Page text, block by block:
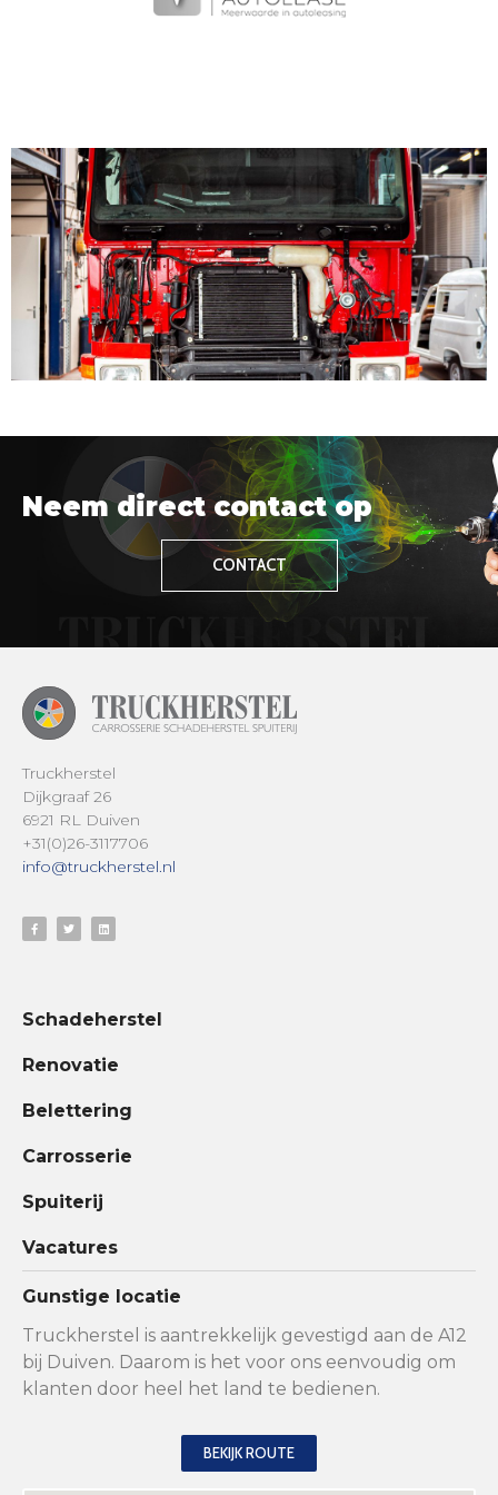
Neem direct contact op
CONTACT
Truckherstel
Dijkgraaf 26
6921 RL Duiven
+31(0)26-3117706
info@truckherstel.nl
Schadeherstel
Renovatie
Belettering
Carrosserie
Spuiterij
Vacatures
Gunstige locatie
Truckherstel is aantrekkelijk gevestigd aan de A12
bij Duiven. Daarom is het voor ons eenvoudig om
klanten door heel het land te bedienen.
BEKIJK ROUTE